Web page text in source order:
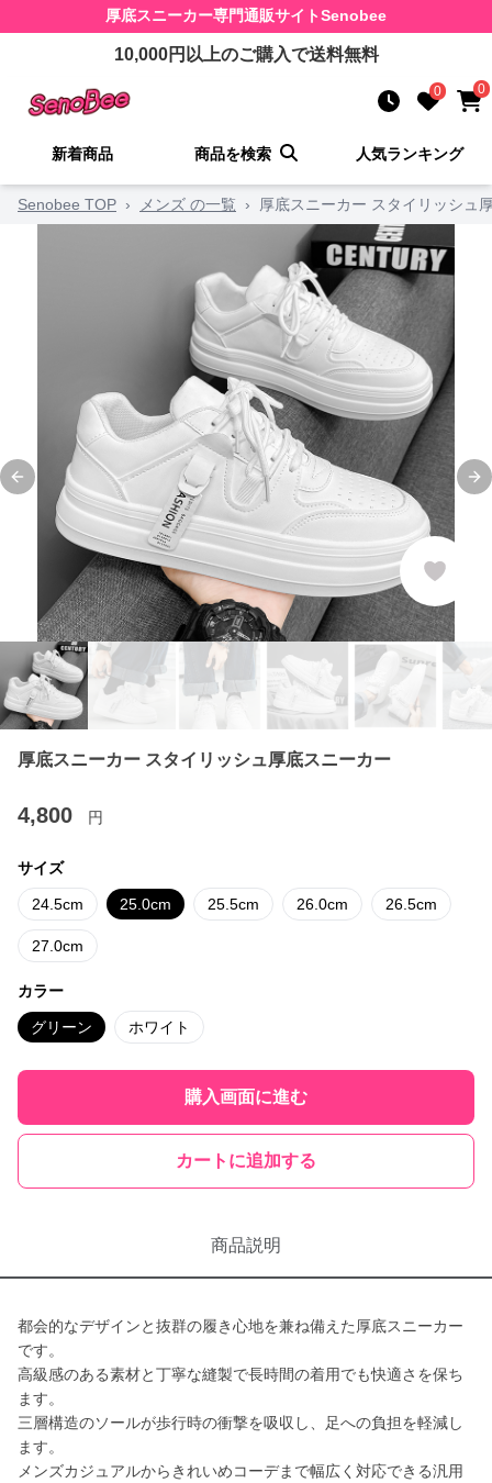
厚底スニーカー専門通販サイトSenobee
10,000円以上のご購入で送料無料
0 0
新着商品 商品を検索 人気ランキング
Senobee TOP › メンズ の一覧 › 厚底スニーカー スタイリッシュ
Previous slide
厚底スニーカー スタイリッシュ厚底スニーカー
4,800 円
サイズ
24.5cm 25.0cm 25.5cm 26.0cm 26.5cm
27.0cm
カラー
グリーン ホワイト
購入画面に進む
カートに追加する
商品説明
都会的なデザインと抜群の履き心地を兼ね備えた厚底スニーカー
です。
高級感のある素材と丁寧な縫製で長時間の着用でも快適さを保ち
ます。
三層構造のソールが歩行時の衝撃を吸収し、足への負担を軽減し
ます。
メンズカジュアルからきれいめコーデまで幅広く対応できる汎用